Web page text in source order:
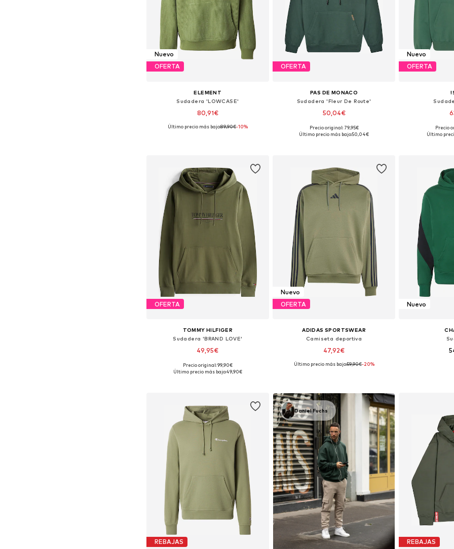
Nuevo
OFERTA
ELEMENT
Sudadera 'LOWCASE'
80,91€
Tallas disponibles: XS, S, M, L, XL
Último precio más bajo:89,90€-10%
OFERTA
PAS DE MONACO
Sudadera 'Fleur De Route'
50,04€
Tallas disponibles: XS, S, M, L, XL, XXL
Precio original: 79,95€
Último precio más bajo:50,04€
Nuevo
OFERTA
Tallas
Precio
Último
OFERTA
TOMMY HILFIGER
Sudadera 'BRAND LOVE'
49,95€
Tallas disponibles: S, M, L
Precio original: 99,90€
Último precio más bajo:49,90€
Nuevo
OFERTA
ADIDAS SPORTSWEAR
Camiseta deportiva
47,92€
Tallas disponibles: XS, S, M, L, XL
Último precio más bajo:59,90€-20%
Nuevo
REBAJAS
Daniel Fuchs
REBAJAS